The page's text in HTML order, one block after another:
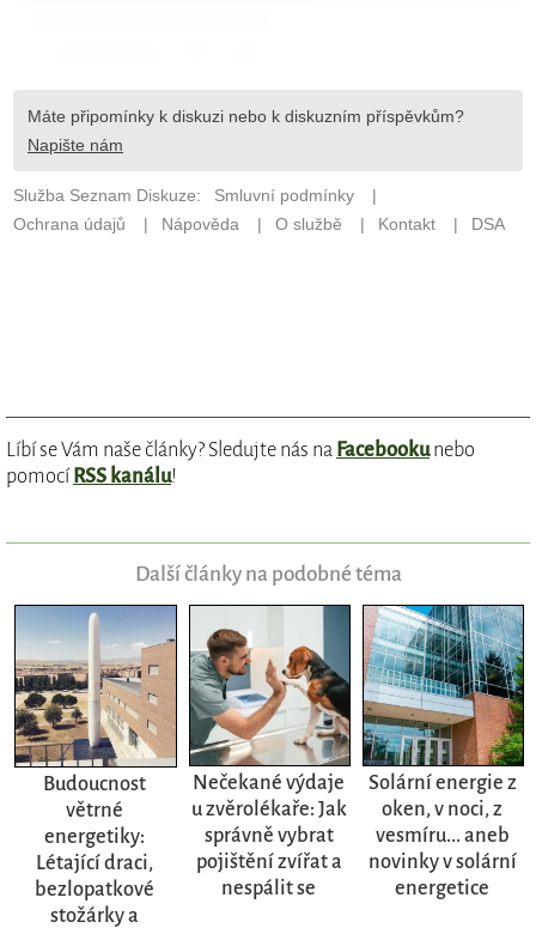
Líbí se Vám naše články? Sledujte nás na Facebookunebo
pomocíRSS kanálu!
Další články na podobné téma
Budoucnost
větrné
energetiky:
Létající draci,
bezlopatkové
stožárky a
Nečekané výdaje
u zvěrolékaře: Jak
správně vybrat
pojištění zvířat a
nespálit se
Solární energie z
oken, v noci, z
vesmíru... aneb
novinky v solární
energetice